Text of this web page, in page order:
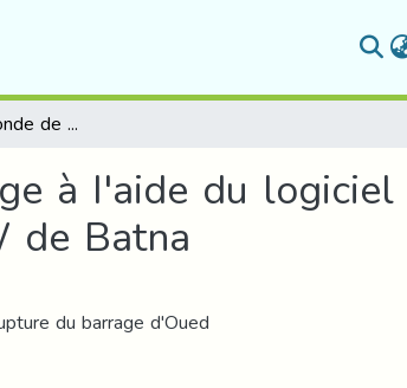
Modélisation de I'onde de rupture d'un barrage à I'aide du logiciel HEC-RAS Cas du barrage dnoued LAARS (W de Batna
à I'aide du logiciel
de Batna
du barrage d'Oued